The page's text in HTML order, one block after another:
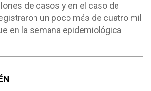
de casos y en el caso de
un poco más de cuatro mil
en la semana epidemiológica